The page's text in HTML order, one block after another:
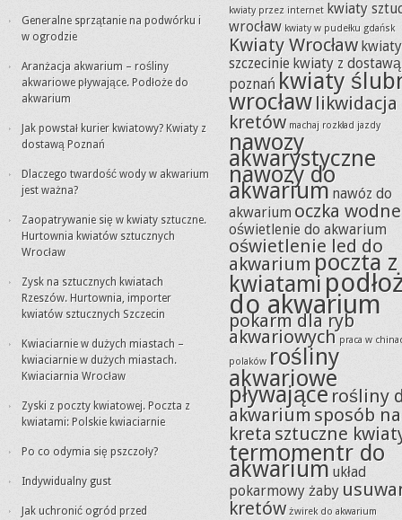
Generalne sprzątanie na podwórku i
w ogrodzie
Aranżacja akwarium – rośliny
akwariowe pływające. Podłoże do
akwarium
Jak powstał kurier kwiatowy? Kwiaty z
dostawą Poznań
Dlaczego twardość wody w akwarium
jest ważna?
Zaopatrywanie się w kwiaty sztuczne.
Hurtownia kwiatów sztucznych
Wrocław
Zysk na sztucznych kwiatach
Rzeszów. Hurtownia, importer
kwiatów sztucznych Szczecin
Kwiaciarnie w dużych miastach –
kwiaciarnie w dużych miastach.
Kwiaciarnia Wrocław
Zyski z poczty kwiatowej. Poczta z
kwiatami: Polskie kwiaciarnie
Po co odymia się pszczoły?
Indywidualny gust
Jak uchronić ogród przed
kwiaty przez internet kwiaty
wrocław kwiaty w pudełku gdańsk
Kwiaty Wrocław
szczecinie kwiaty z dostawą
poznań kwiaty
wrocław likwidacja
kretów machaj rozkład jazdy
nawozy
akwarystyczne
nawozy do
akwarium nawóz do
akwarium oczka wodne
oświetlenie do akwarium
oświetlenie led do
akwarium poczta z
kwiatami
do akwarium
pokarm dla ryb
akwariowych praca w
polaków rośliny
akwariowe
pływające rośliny
akwarium sposób na
kreta sztuczne
termomentr do
akwarium układ
pokarmowy żaby
kretów żwirek do akwarium